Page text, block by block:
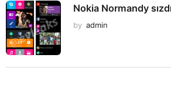
Nokia Normandy
by admin